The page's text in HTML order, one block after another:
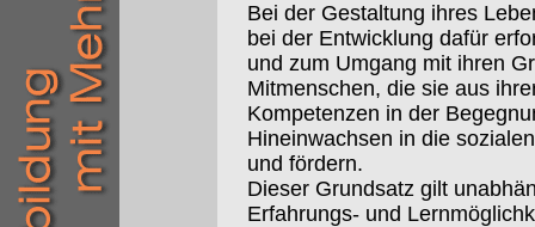
Bei der Gestaltung ihres
bei der Entwicklung dafür
und zum Umgang mit ihren
Mitmenschen, die sie aus
Kompetenzen in der
Hineinwachsen in die
und fördern.
Dieser Grundsatz gilt
Erfahrungs- und